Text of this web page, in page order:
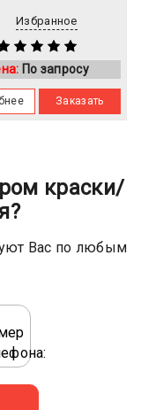
Избранное
По запросу
Заказать
краски/
Вас по любым